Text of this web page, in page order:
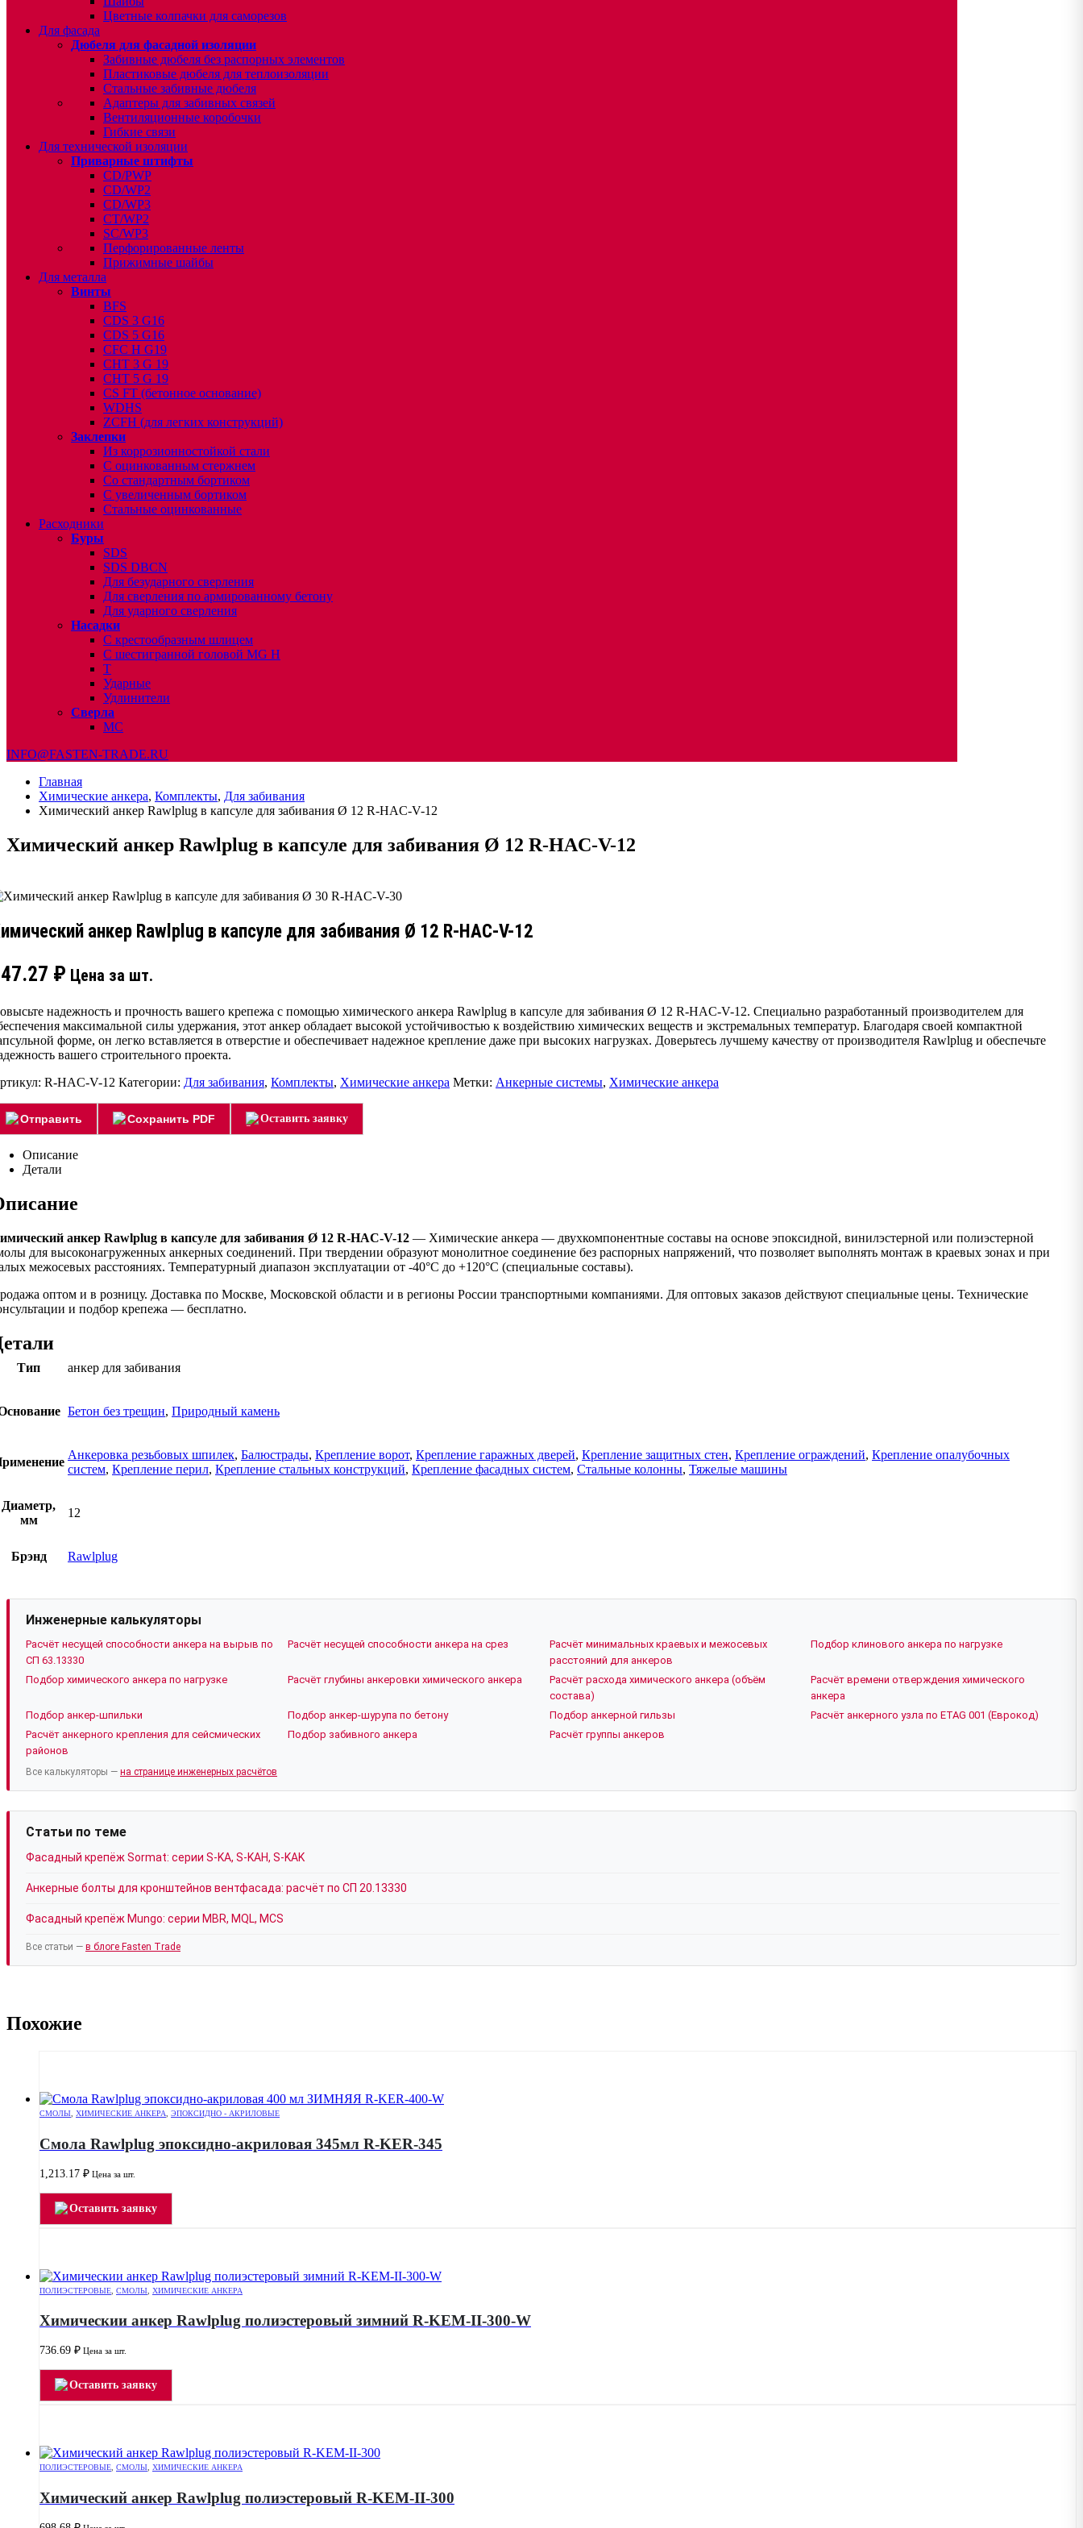
Цветные колпачки для саморезов
Для фасада
Дюбеля для фасадной изоляции
Забивные дюбеля без распорных элементов
Пластиковые дюбеля для теплоизоляции
Стальные забивные дюбеля
Адаптеры для забивных связей
Вентиляционные коробочки
Гибкие связи
Для технической изоляции
Приварные штифты
CD/PWP
CD/WP2
CD/WP3
CT/WP2
SC/WP3
Перфорированные ленты
Прижимные шайбы
Для металла
Винты
BFS
CDS 3 G16
CDS 5 G16
CFC H G19
CHT 3 G 19
CHT 5 G 19
CS FT (бетонное основание)
WDHS
ZCFH (для легких конструкций)
Заклепки
Из коррозионностойкой стали
С оцинкованным стержнем
Со стандартным бортиком
С увеличенным бортиком
Стальные оцинкованные
Расходники
Буры
SDS
SDS DBCN
Для безударного сверления
Для сверления по армированному бетону
Для ударного сверления
Насадки
С крестообразным шлицем
С шестигранной головой MG H
T
Ударные
Удлинители
Сверла
МС
INFO@FASTEN-TRADE.RU
Главная
Химические анкера, Комплекты, Для забивания
Химический анкер Rawlplug в капсуле для забивания Ø 12 R-HAC-V-12
Химический анкер Rawlplug в капсуле для забивания Ø 12 R-HAC-V-12
анкер Rawlplug в капсуле для забивания Ø 12 R-HAC-V-12
₽ Цена за шт.
надежность и прочность вашего крепежа с помощью химического анкера Rawlplug в капсуле для забивания Ø 12 R-HAC-V-12. Специально разработанный производителем для
максимальной силы удержания, этот анкер обладает высокой устойчивостью к воздействию химических веществ и экстремальных температур. Благодаря своей компактной
форме, он легко вставляется в отверстие и обеспечивает надежное крепление даже при высоких нагрузках. Доверьтесь лучшему качеству от производителя Rawlplug и обеспечьте
вашего строительного проекта.
R-HAC-V-12 Категории: Для забивания, Комплекты, Химические анкера Метки: Анкерные системы, Химические анкера
Отправить Сохранить PDF Оставить заявку
Описание
Детали
анкер Rawlplug в капсуле для забивания Ø 12 R-HAC-V-12 — Химические анкера — двухкомпонентные составы на основе эпоксидной, винилэстерной или полиэстерной
для высоконагруженных анкерных соединений. При твердении образуют монолитное соединение без распорных напряжений, что позволяет выполнять монтаж в краевых зонах и при
межосевых расстояниях. Температурный диапазон эксплуатации от -40°C до +120°C (специальные составы).
оптом и в розницу. Доставка по Москве, Московской области и в регионы России транспортными компаниями. Для оптовых заказов действуют специальные цены. Технические
и подбор крепежа — бесплатно.
Тип анкер для забивания
Бетон без трещин, Природный камень
Анкеровка резьбовых шпилек, Балюстрады, Крепление ворот, Крепление гаражных дверей, Крепление защитных стен, Крепление ограждений, Крепление опалубочных
систем, Крепление перил, Крепление стальных конструкций, Крепление фасадных систем, Стальные колонны, Тяжелые машины
Диаметр,
мм
12
Брэнд Rawlplug
Инженерные калькуляторы
Расчёт несущей способности анкера на вырыв по
СП 63.13330
Расчёт несущей способности анкера на срез
Расчёт минимальных краевых и межосевых
расстояний для анкеров
Подбор клинового анкера по нагрузке
Подбор химического анкера по нагрузке Расчёт глубины анкеровки химического анкера
Расчёт расхода химического анкера (объём
состава)
Расчёт времени отверждения химического
анкера
Подбор анкер-шпильки
Подбор анкер-шурупа по бетону Подбор анкерной гильзы
Расчёт анкерного узла по ETAG 001 (Еврокод)
Расчёт анкерного крепления для сейсмических
районов
Подбор забивного анкера Расчёт группы анкеров
Все калькуляторы — на странице инженерных расчётов
Статьи по теме
Фасадный крепёж Sormat: серии S-KA, S-KAH, S-KAK
Анкерные болты для кронштейнов вентфасада: расчёт по СП 20.13330
Фасадный крепёж Mungo: серии MBR, MQL, MCS
Все статьи — в блоге Fasten Trade
Похожие
СМОЛЫ, ХИМИЧЕСКИЕ АНКЕРА, ЭПОКСИДНО - АКРИЛОВЫЕ
Смола Rawlplug эпоксидно-акриловая 345мл R-KER-345
1,213.17 ₽ Цена за шт.
Оставить заявку
ПОЛИЭСТЕРОВЫЕ СМОЛЫ ХИМИЧЕСКИЕ АНКЕРА
Химическии анкер Rawlplug полиэстеровый зимний R-KEM-II-300-W
736.69 ₽ Цена за шт.
Оставить заявку
ПОЛИЭСТЕРОВЫЕ, СМОЛЫ, ХИМИЧЕСКИЕ АНКЕРА
Химический анкер Rawlplug полиэстеровый R-KEM-II-300